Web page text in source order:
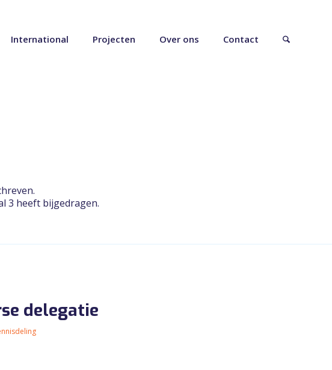
International Projecten Over ons Contact
3 heeft bijgedragen.
delegatie